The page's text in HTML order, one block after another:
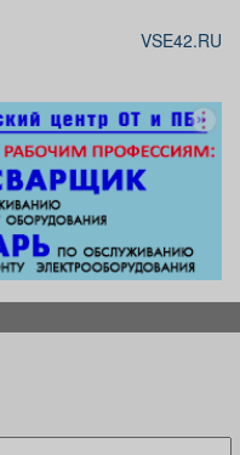
VSE42.RU